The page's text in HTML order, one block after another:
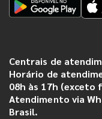
Centrais de
Horário de
08h às 17h (exceto
Atendimento via
Brasil.